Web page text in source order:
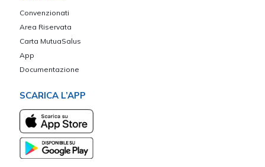
Convenzionati
Area Riservata
Carta MutuaSalus
App
Documentazione
SCARICA L’APP